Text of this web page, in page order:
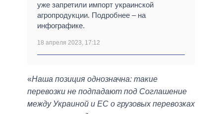
уже запретили импорт украинской
агропродукции. Подробнее – на
инфографике.
18 апреля 2023, 17:12
«Наша позиция однозначна: такие
перевозки не подпадают под Соглашение
между Украиной и ЕС о грузовых перевозках